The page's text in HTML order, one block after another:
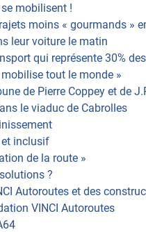
mobilisent !
moins « gourmands »
leur voiture le matin
qui représente 30%
mobilise tout le monde »
de Pierre Coppey et de
le viaduc de Cabrolles
et inclusif
de la route »
?
Autoroutes et des
VINCI Autoroutes